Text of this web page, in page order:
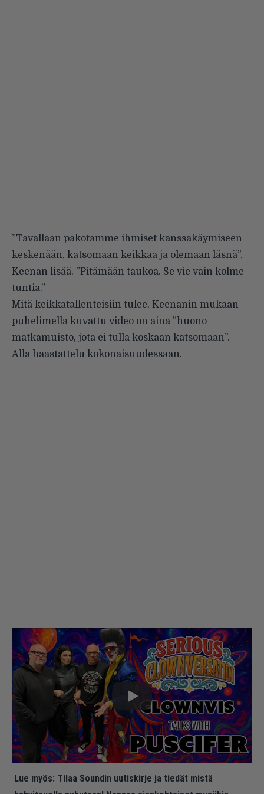
”Tavallaan pakotamme ihmiset kanssakäymiseen
keskenään, katsomaan keikkaa ja olemaan läsnä”,
Keenan lisää. ”Pitämään taukoa. Se vie vain kolme
tuntia.”
Mitä keikkatallenteisiin tulee, Keenanin mukaan
puhelimella kuvattu video on aina ”huono
matkamuisto, jota ei tulla koskaan katsomaan”.
Alla haastattelu kokonaisuudessaan.
Lue myös: Tilaa Soundin uutiskirje ja tiedät mistä